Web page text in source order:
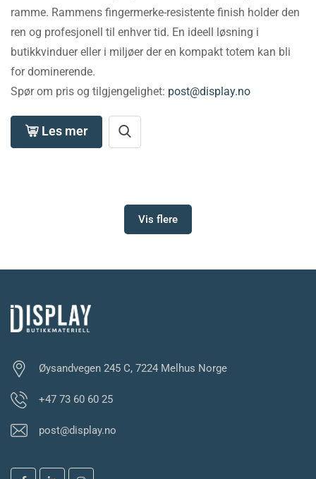
ramme. Rammens fingermerke-resistente finish holder den
ren og profesjonell til enhver tid. En ideell løsning i
butikkvinduer eller i miljøer der en kompakt totem kan bli
for dominerende.
Spør om pris og tilgjengelighet: post@display.no
Les mer
Vis flere
Øysandvegen 245 C, 7224 Melhus Norge
+47 73 60 60 25
post@display.no